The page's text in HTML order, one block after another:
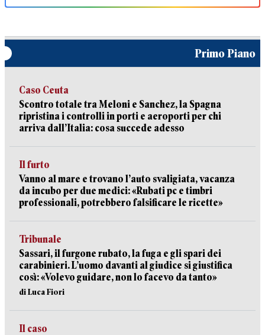
Primo Piano
Caso Ceuta
Scontro totale tra Meloni e Sanchez, la Spagna
ripristina i controlli in porti e aeroporti per chi
arriva dall’Italia: cosa succede adesso
Il furto
Vanno al mare e trovano l’auto svaligiata, vacanza
da incubo per due medici: «Rubati pc e timbri
professionali, potrebbero falsificare le ricette»
Tribunale
Sassari, il furgone rubato, la fuga e gli spari dei
carabinieri. L’uomo davanti al giudice si giustifica
così: «Volevo guidare, non lo facevo da tanto»
di Luca Fiori
Il caso